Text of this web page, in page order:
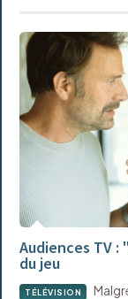
Audiences TV
du jeu
TÉLÉVISION